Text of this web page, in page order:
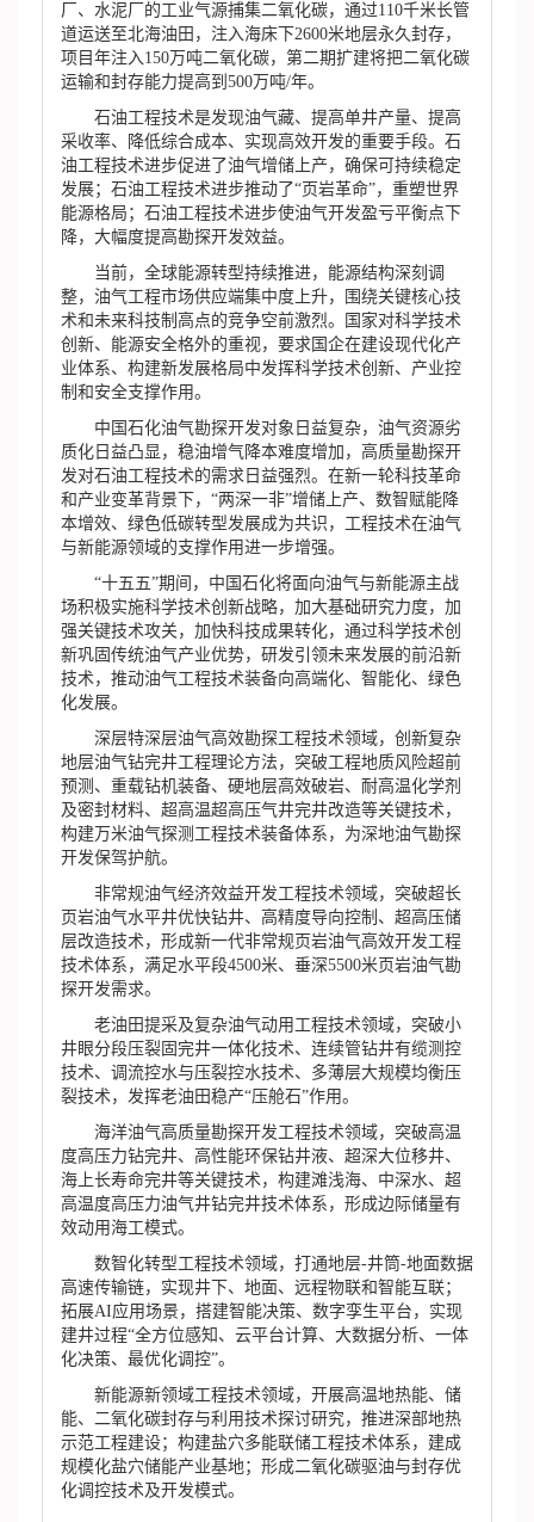
厂、水泥厂的工业气源捕集二氧化碳，通过110千米长管
道运送至北海油田，注入海床下2600米地层永久封存，
项目年注入150万吨二氧化碳，第二期扩建将把二氧化碳
运输和封存能力提高到500万吨/年。
石油工程技术是发现油气藏、提高单井产量、提高
采收率、降低综合成本、实现高效开发的重要手段。石
油工程技术进步促进了油气增储上产，确保可持续稳定
发展；石油工程技术进步推动了“页岩革命”，重塑世界
能源格局；石油工程技术进步使油气开发盈亏平衡点下
降，大幅度提高勘探开发效益。
当前，全球能源转型持续推进，能源结构深刻调
整，油气工程市场供应端集中度上升，围绕关键核心技
术和未来科技制高点的竞争空前激烈。国家对科学技术
创新、能源安全格外的重视，要求国企在建设现代化产
业体系、构建新发展格局中发挥科学技术创新、产业控
制和安全支撑作用。
中国石化油气勘探开发对象日益复杂，油气资源劣
质化日益凸显，稳油增气降本难度增加，高质量勘探开
发对石油工程技术的需求日益强烈。在新一轮科技革命
和产业变革背景下，“两深一非”增储上产、数智赋能降
本增效、绿色低碳转型发展成为共识，工程技术在油气
与新能源领域的支撑作用进一步增强。
“十五五”期间，中国石化将面向油气与新能源主战
场积极实施科学技术创新战略，加大基础研究力度，加
强关键技术攻关，加快科技成果转化，通过科学技术创
新巩固传统油气产业优势，研发引领未来发展的前沿新
技术，推动油气工程技术装备向高端化、智能化、绿色
化发展。
深层特深层油气高效勘探工程技术领域，创新复杂
地层油气钻完井工程理论方法，突破工程地质风险超前
预测、重载钻机装备、硬地层高效破岩、耐高温化学剂
及密封材料、超高温超高压气井完井改造等关键技术，
构建万米油气探测工程技术装备体系，为深地油气勘探
开发保驾护航。
非常规油气经济效益开发工程技术领域，突破超长
页岩油气水平井优快钻井、高精度导向控制、超高压储
层改造技术，形成新一代非常规页岩油气高效开发工程
技术体系，满足水平段4500米、垂深5500米页岩油气勘
探开发需求。
老油田提采及复杂油气动用工程技术领域，突破小
井眼分段压裂固完井一体化技术、连续管钻井有缆测控
技术、调流控水与压裂控水技术、多薄层大规模均衡压
裂技术，发挥老油田稳产“压舱石”作用。
海洋油气高质量勘探开发工程技术领域，突破高温
度高压力钻完井、高性能环保钻井液、超深大位移井、
海上长寿命完井等关键技术，构建滩浅海、中深水、超
高温度高压力油气井钻完井技术体系，形成边际储量有
效动用海工模式。
数智化转型工程技术领域，打通地层-井筒-地面数据
高速传输链，实现井下、地面、远程物联和智能互联；
拓展AI应用场景，搭建智能决策、数字孪生平台，实现
建井过程“全方位感知、云平台计算、大数据分析、一体
化决策、最优化调控”。
新能源新领域工程技术领域，开展高温地热能、储
能、二氧化碳封存与利用技术探讨研究，推进深部地热
示范工程建设；构建盐穴多能联储工程技术体系，建成
规模化盐穴储能产业基地；形成二氧化碳驱油与封存优
化调控技术及开发模式。